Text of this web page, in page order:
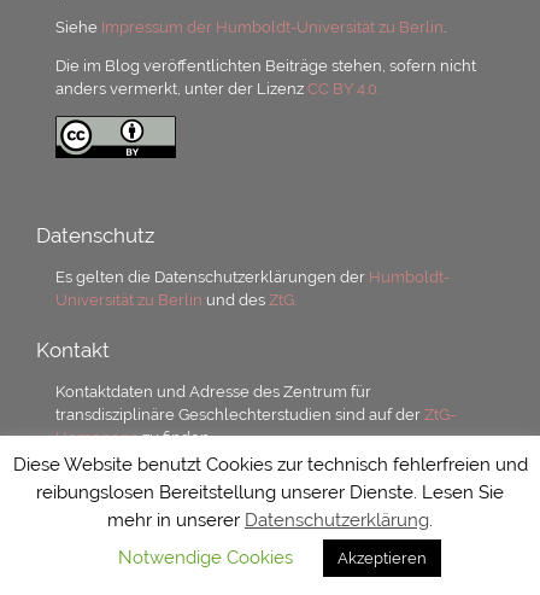
Siehe Impressum der Humboldt-Universität zu Berlin
Die im Blog veröffentlichten Beiträge stehen, sofern nicht
anders vermerkt, unter der LizenzCC BY 4.0.
Datenschutz
Es gelten die Datenschutzerklärungen der Humboldt-
Universität zu Berlin und desZtG.
Kontakt
Kontaktdaten und Adresse des Zentrum für
transdisziplinäre Geschlechterstudien sind auf derZtG-
Homepagezu finden.
Diese Website benutzt Cookies zur technisch fehlerfreien und
reibungslosen Bereitstellung unserer Dienste. Lesen Sie
mehr in unserer Datenschutzerklärung.
Notwendige Cookies
Akzeptieren